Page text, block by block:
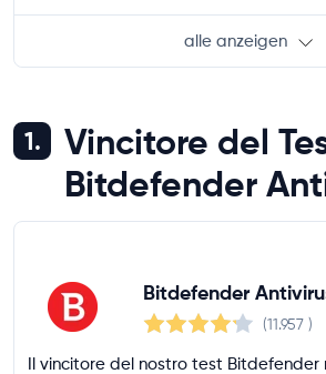
alle anzeigen
1.
Vincitore del
Bitdefender
Bitdefender
(11.957 )
Il vincitore del nostro test Bitdefender